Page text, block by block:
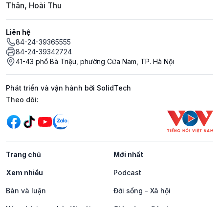
Thân, Hoài Thu
Liên hệ
84-24-39365555
84-24-39342724
41-43 phố Bà Triệu, phường Cửa Nam, TP. Hà Nội
Phát triển và vận hành bởi SolidTech
Mạng xã hội
Theo dõi:
Trang chủ Mới nhất
Xem nhiều Podcast
Bàn và luận Đời sống - Xã hội